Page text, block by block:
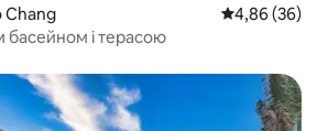
Chang Середня
4,86 (36)
басейном і терасою